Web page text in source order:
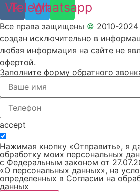
Vk
Telegram
Whatsapp
Все права защищены © 2010-
создан исключительно в
любая информация на сайте не
офертой.
Заполните форму обратного
accept
Нажимая кнопку «Отправить», я
обработку моих персональных
с Федеральным законом от
«О персональных данных», на
определенных в Согласии на
данных